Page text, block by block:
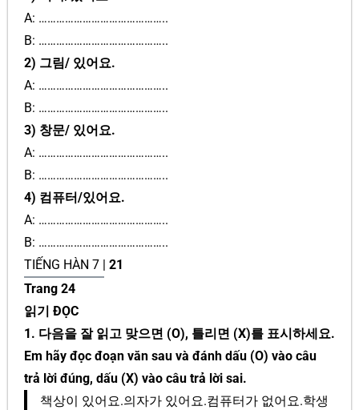
A: ……………………………………..
B: ……………………………………..
2) 그림/ 있어요.
A: ……………………………………..
B: ……………………………………..
3) 창문/ 있어요.
A: ……………………………………..
B: ……………………………………..
4) 컴퓨터/있어요.
A: ……………………………………..
B: ……………………………………..
TIẾNG HÀN 7 | 21
Trang 24
읽기 ĐỌC
1. 다음을 잘 읽고 맞으면 (O), 틀리면 (X)를 표시하세요.
Em hãy đọc đoạn văn sau và đánh dấu (O) vào câu
trả lời đúng, dấu (X) vào câu trả lời sai.
책상이 있어요.의자가 있어요.컴퓨터가 없어요.학생